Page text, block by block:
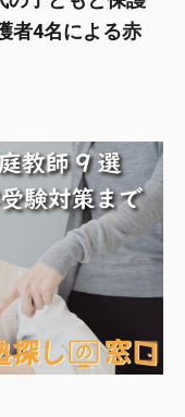
者4名による赤